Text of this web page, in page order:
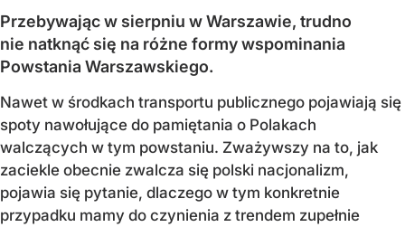
Przebywając w sierpniu w Warszawie, trudno
nie natknąć się na różne formy wspominania
Powstania Warszawskiego.
Nawet w środkach transportu publicznego pojawiają się
spoty nawołujące do pamiętania o Polakach
walczących w tym powstaniu. Zważywszy na to, jak
zaciekle obecnie zwalcza się polski nacjonalizm,
pojawia się pytanie, dlaczego w tym konkretnie
przypadku mamy do czynienia z trendem zupełnie